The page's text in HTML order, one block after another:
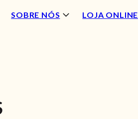
SOBRE NÓS LOJA ONLINE